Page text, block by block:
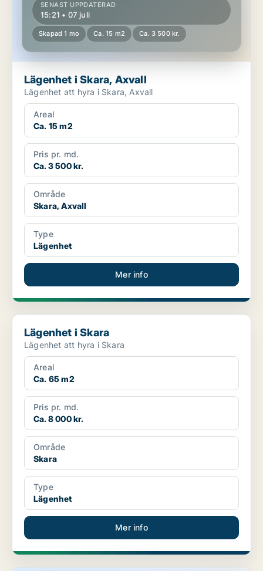
SENAST UPPDATERAD
15:21 • 07 juli
Skapad 1 mo Ca. 15 m2 Ca. 3 500 kr.
Lägenhet i Skara, Axvall
Lägenhet att hyra i Skara, Axvall
Areal
Ca. 15 m2
Pris pr. md.
Ca. 3 500 kr.
Område
Skara, Axvall
Type
Lägenhet
Mer info
Lägenhet i Skara
Lägenhet i Skara
Lägenhet att hyra i Skara
Areal
Ca. 65 m2
Pris pr. md.
Ca. 8 000 kr.
Område
Skara
Type
Lägenhet
Mer info